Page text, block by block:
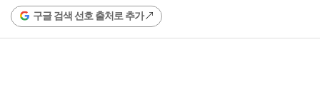
구글 검색 선호 출처로 추가